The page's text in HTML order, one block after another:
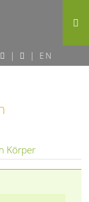
Hotel am See
im Grünen
| | EN
Körper